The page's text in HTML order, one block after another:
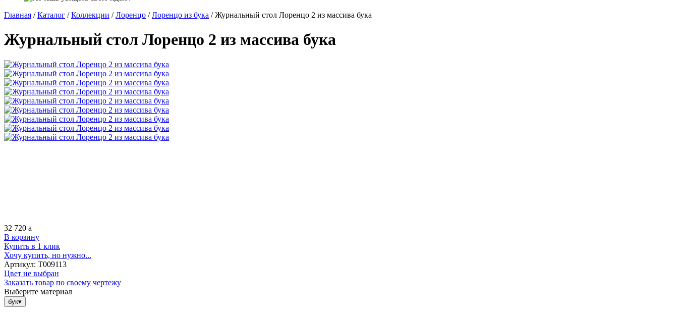
Главная / Каталог / Коллекции / Лоренцо / Лоренцо из бука / Журнальный стол Лоренцо 2 из массива бука
Журнальный стол Лоренцо 2 из массива бука
32 720 a
В корзину
Купить в 1 клик
Хочу купить, но нужно...
Артикул: Т009113
Цвет не выбран
Заказать товар по своему чертежу
Выберите материал
бук▾